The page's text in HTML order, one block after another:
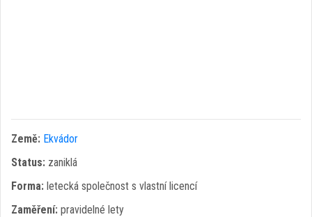
Země: Ekvádor
Status: zaniklá
Forma: letecká společnost s vlastní licencí
Zaměření: pravidelné lety